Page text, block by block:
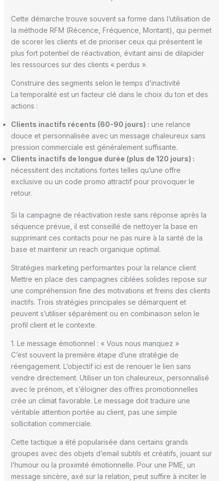
Cette démarche trouve souvent sa forme dans l’utilisation de
la méthode RFM (Récence, Fréquence, Montant), qui permet
de scorer les clients et de prioriser ceux qui présentent le
plus fort potentiel de réactivation, évitant ainsi de dilapider
les ressources sur des clients « perdus ».
Construire des segments selon le temps d’inactivité
La temporalité est un facteur clé dans le choix du ton et des
actions :
Clients inactifs récents (60-90 jours) : une relance
douce et personnalisée avec un message chaleureux sans
pression commerciale est généralement suffisante.
Clients inactifs de longue durée (plus de 120 jours) :
nécessitent des incitations fortes telles qu’une offre
exclusive ou un code promo attractif pour provoquer le
retour.
Si la campagne de réactivation reste sans réponse après la
séquence prévue, il est conseillé de nettoyer la base en
supprimant ces contacts pour ne pas nuire à la santé de la
base et maintenir un reach organique optimal.
Stratégies marketing performantes pour la relance client
Mettre en place des campagnes ciblées solides repose sur
une compréhension fine des motivations et freins des clients
inactifs. Trois stratégies principales se démarquent et
peuvent s’utiliser séparément ou en combinaison selon le
profil client et le contexte.
1. Le message émotionnel : « Vous nous manquez »
C’est souvent la première étape d’une stratégie de
réengagement. L’objectif ici est de renouer le lien sans
vendre directement. Utiliser un ton chaleureux, personnalisé
avec le prénom, et s’éloigner des offres promotionnelles
crée un climat favorable. Le message doit traduire une
véritable attention portée au client, pas une simple
sollicitation commerciale.
Cette tactique a été popularisée dans certains grands
groupes avec des objets d’email subtils et créatifs, jouant sur
l’humour ou la proximité émotionnelle. Pour une PME, un
message sincère, axé sur la relation, peut suffire à inciter le